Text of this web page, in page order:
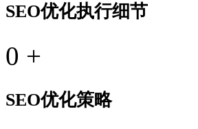
SEO优化执行细节
0 +
SEO优化策略